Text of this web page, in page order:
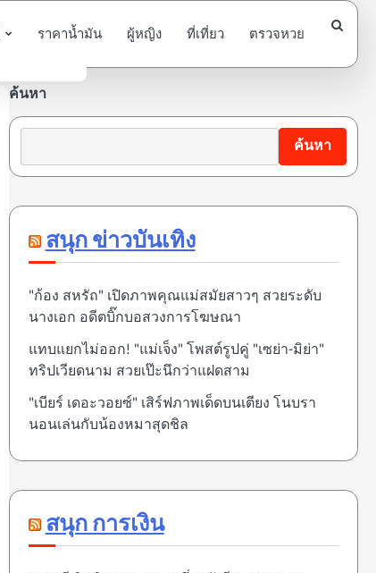
ราคาน้ำมัน ผู้หญิง ที่เที่ยว ตรวจหวย
ค้นหา
ค้นหา
สนุก ข่าวบันเทิง
"ก้อง สหรัถ" เปิดภาพคุณแม่สมัยสาวๆ สวยระดับ
นางเอก อดีตบิ๊กบอสวงการโฆษณา
แทบแยกไม่ออก! "แม่เจ็ง" โพสต์รูปคู่ "เซย่า-มิย่า"
ทริปเวียดนาม สวยเป๊ะนึกว่าแฝดสาม
"เบียร์ เดอะวอยซ์" เสิร์ฟภาพเด็ดบนเตียง โนบรา
นอนเล่นกับน้องหมาสุดชิล
สนุก การเงิน